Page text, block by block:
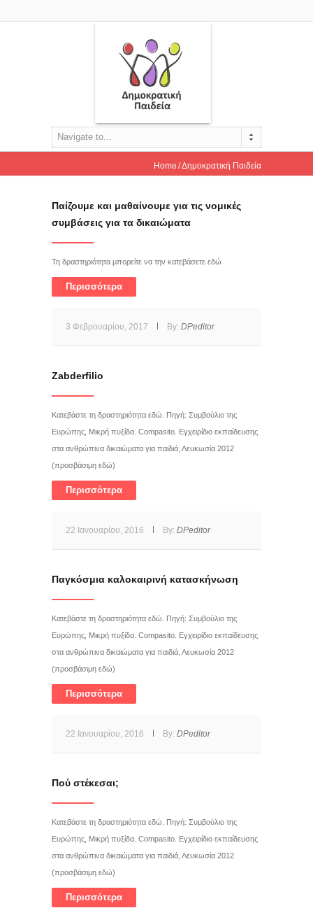
Navigate to...
Home Δημοκρατική Παιδεία
Παίζουμε και μαθαίνουμε για τις νομικές
συμβάσεις για τα δικαιώματα
Τη δραστηριότητα μπορείτε να την κατεβάσετε εδώ
Περισσότερα
3 Φεβρουαρίου, 2017 By: DPeditor
Zabderfilio
Κατεβάστε τη δραστηριότητα εδώ. Πηγή: Συμβούλιο της
Ευρώπης, Μικρή πυξίδα. Compasito. Εγχειρίδιο εκπαίδευσης
στα ανθρώπινα δικαιώματα για παιδιά, Λευκωσία 2012
(προσβάσιμη εδώ)
Περισσότερα
22 Ιανουαρίου, 2016 By: DPeditor
Παγκόσμια καλοκαιρινή κατασκήνωση
Κατεβάστε τη δραστηριότητα εδώ. Πηγή: Συμβούλιο της
Ευρώπης, Μικρή πυξίδα. Compasito. Εγχειρίδιο εκπαίδευσης
στα ανθρώπινα δικαιώματα για παιδιά, Λευκωσία 2012
(προσβάσιμη εδώ)
Περισσότερα
22 Ιανουαρίου, 2016 By: DPeditor
Πού στέκεσαι;
Κατεβάστε τη δραστηριότητα εδώ. Πηγή: Συμβούλιο της
Ευρώπης, Μικρή πυξίδα. Compasito. Εγχειρίδιο εκπαίδευσης
στα ανθρώπινα δικαιώματα για παιδιά, Λευκωσία 2012
(προσβάσιμη εδώ)
Περισσότερα